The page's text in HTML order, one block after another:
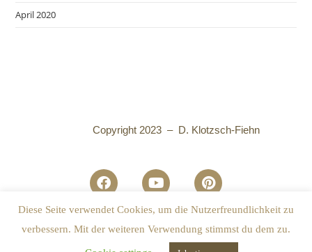
April 2020
Copyright 2023 – D. Klotzsch-Fiehn
Diese Seite verwendet Cookies, um die Nutzerfreundlichkeit zu
verbessern. Mit der weiteren Verwendung stimmst du dem zu.